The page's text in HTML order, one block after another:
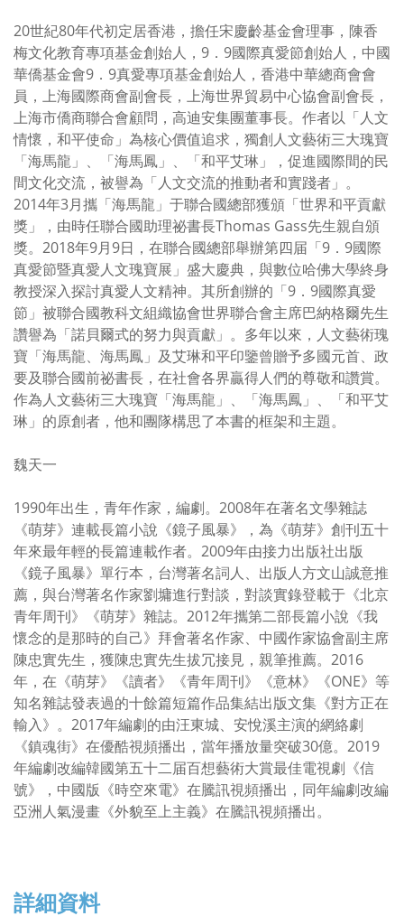
20世紀80年代初定居香港，擔任宋慶齡基金會理事，陳香
梅文化教育專項基金創始人，9．9國際真愛節創始人，中國
華僑基金會9．9真愛專項基金創始人，香港中華總商會會
員，上海國際商會副會長，上海世界貿易中心協會副會長，
上海市僑商聯合會顧問，高迪安集團董事長。作者以「人文
情懷，和平使命」為核心價值追求，獨創人文藝術三大瑰寶
「海馬龍」、「海馬鳳」、「和平艾琳」，促進國際間的民
間文化交流，被譽為「人文交流的推動者和實踐者」。
2014年3月攜「海馬龍」于聯合國總部獲頒「世界和平貢獻
獎」，由時任聯合國助理祕書長Thomas Gass先生親自頒
獎。2018年9月9日，在聯合國總部舉辦第四届「9．9國際
真愛節暨真愛人文瑰寶展」盛大慶典，與數位哈佛大學終身
教授深入探討真愛人文精神。其所創辦的「9．9國際真愛
節」被聯合國教科文組織協會世界聯合會主席巴納格爾先生
讚譽為「諾貝爾式的努力與貢獻」。多年以來，人文藝術瑰
寶「海馬龍、海馬鳳」及艾琳和平印鑒曾贈予多國元首、政
要及聯合國前祕書長，在社會各界贏得人們的尊敬和讚賞。
作為人文藝術三大瑰寶「海馬龍」、「海馬鳳」、「和平艾
琳」的原創者，他和團隊構思了本書的框架和主題。
魏天一
1990年出生，青年作家，編劇。2008年在著名文學雜誌
《萌芽》連載長篇小說《鏡子風暴》，為《萌芽》創刊五十
年來最年輕的長篇連載作者。2009年由接力出版社出版
《鏡子風暴》單行本，台灣著名詞人、出版人方文山誠意推
薦，與台灣著名作家劉墉進行對談，對談實錄登載于《北京
青年周刊》《萌芽》雜誌。2012年攜第二部長篇小說《我
懷念的是那時的自己》拜會著名作家、中國作家協會副主席
陳忠實先生，獲陳忠實先生拔冗接見，親筆推薦。2016
年，在《萌芽》《讀者》《青年周刊》《意林》《ONE》等
知名雜誌發表過的十餘篇短篇作品集結出版文集《對方正在
輸入》。2017年編劇的由汪東城、安悅溪主演的網絡劇
《鎮魂街》在優酷視頻播出，當年播放量突破30億。2019
年編劇改編韓國第五十二届百想藝術大賞最佳電視劇《信
號》，中國版《時空來電》在騰訊視頻播出，同年編劇改編
亞洲人氣漫畫《外貌至上主義》在騰訊視頻播出。
詳細資料